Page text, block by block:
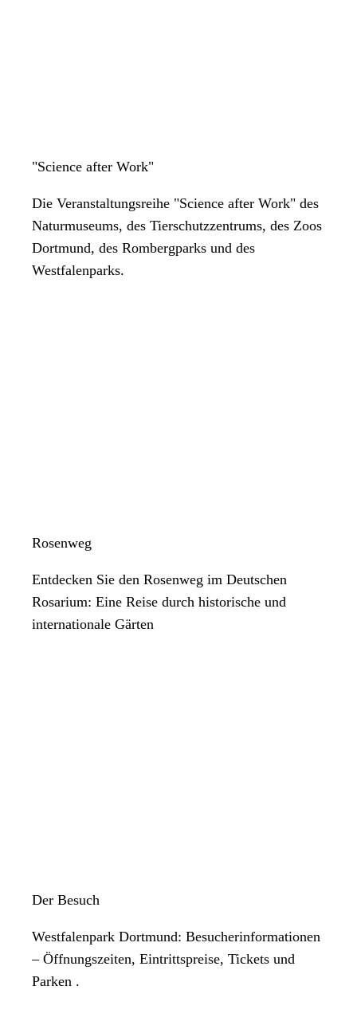
"Science after Work"
Die Veranstaltungsreihe "Science after Work" des
Naturmuseums, des Tierschutzzentrums, des Zoos
Dortmund, des Rombergparks und des
Westfalenparks.
Rosenweg
Entdecken Sie den Rosenweg im Deutschen
Rosarium: Eine Reise durch historische und
internationale Gärten
Der Besuch
Westfalenpark Dortmund: Besucherinformationen
– Öffnungszeiten, Eintrittspreise, Tickets und
Parken .